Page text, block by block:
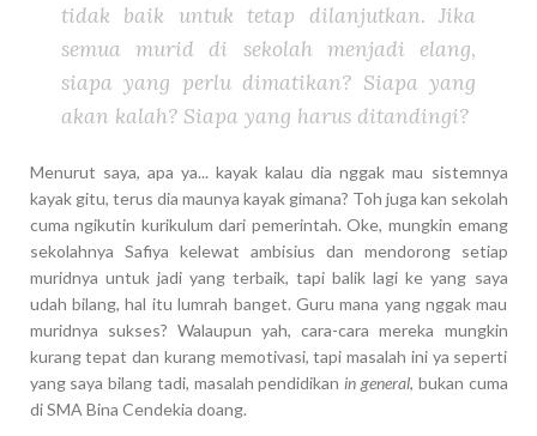
tidak baik untuk tetap dilanjutkan. Jika
semua murid di sekolah menjadi elang,
siapa yang perlu dimatikan? Siapa yang
akan kalah? Siapa yang harus ditandingi?
Menurut saya, apa ya... kayak kalau dia nggak mau sistemnya
kayak gitu, terus dia maunya kayak gimana? Toh juga kan sekolah
cuma ngikutin kurikulum dari pemerintah. Oke, mungkin emang
sekolahnya Safiya kelewat ambisius dan mendorong setiap
muridnya untuk jadi yang terbaik, tapi balik lagi ke yang saya
udah bilang, hal itu lumrah banget. Guru mana yang nggak mau
muridnya sukses? Walaupun yah, cara-cara mereka mungkin
kurang tepat dan kurang memotivasi, tapi masalah ini ya seperti
yang saya bilang tadi, masalah pendidikan in general, bukan cuma
di SMA Bina Cendekia doang.